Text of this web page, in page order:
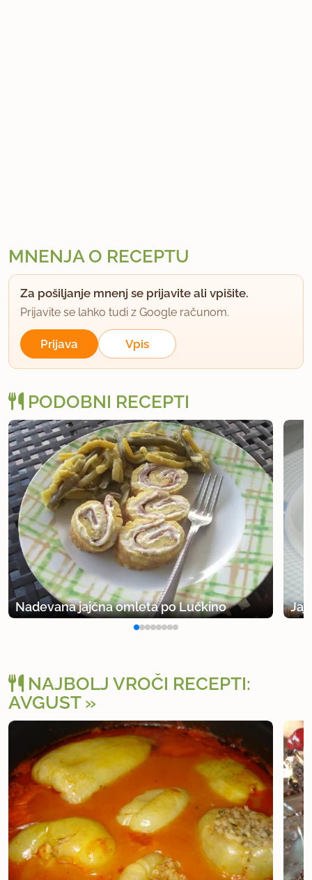
MNENJA O RECEPTU
Za pošiljanje mnenj se prijavite ali vpišite.
Prijavite se lahko tudi z Google računom.
Prijava Vpis
PODOBNI RECEPTI
Nadevana jajčna omleta po Lučkino
NAJBOLJ VROČI RECEPTI:
AVGUST